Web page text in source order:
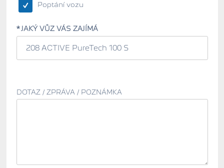
Poptání vozu
JAKÝ VŮZ VÁS ZAJÍMÁ
DOTAZ / ZPRÁVA / POZNÁMKA